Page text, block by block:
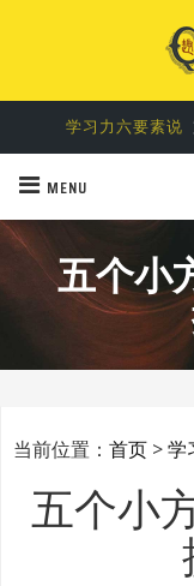
学习力六要素说
MENU
五个小
当前位置： 首页 >学
五个小